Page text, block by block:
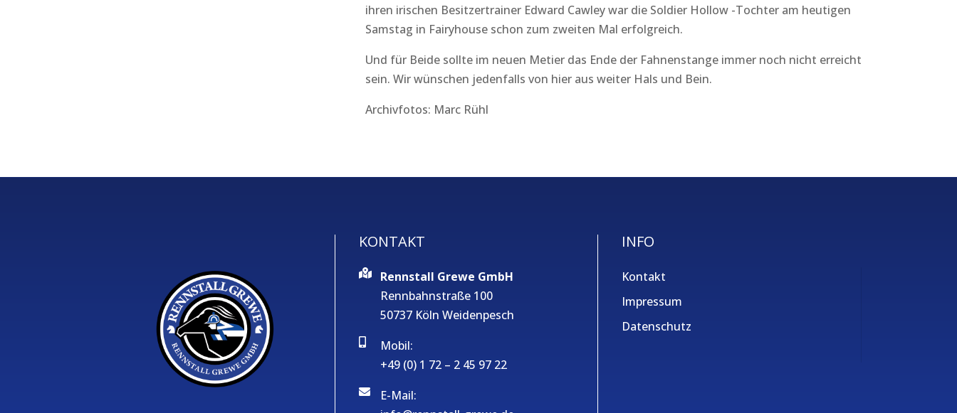
ihren irischen Besitzertrainer Edward Cawley war die Soldier Hollow -Tochter am heutigen
Samstag in Fairyhouse schon zum zweiten Mal erfolgreich.
Und für Beide sollte im neuen Metier das Ende der Fahnenstange immer noch nicht erreicht
sein. Wir wünschen jedenfalls von hier aus weiter Hals und Bein.
Archivfotos: Marc Rühl
KONTAKT
Rennstall Grewe GmbH
Rennbahnstraße 100
50737 Köln Weidenpesch
Mobil:
+49 (0) 1 72 – 2 45 97 22
E-Mail:
INFO
Kontakt
Impressum
Datenschutz